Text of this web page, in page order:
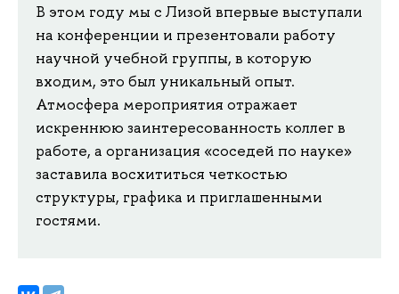
В этом году мы с Лизой впервые выступали
на конференции и презентовали работу
научной учебной группы, в которую
входим, это был уникальный опыт.
Атмосфера мероприятия отражает
искреннюю заинтересованность коллег в
работе, а организация «соседей по науке»
заставила восхититься четкостью
структуры, графика и приглашенными
гостями.